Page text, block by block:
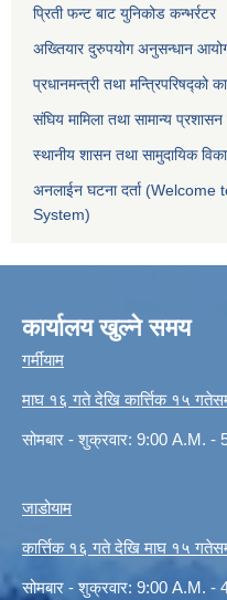
प्रिती फन्ट बाट युनिकोड कन्भर्रटर
अख्तियार दुरुपयोग अनुसन्धान
प्रधानमन्त्री तथा मन्त्रिपरिषद्को
संघिय मामिला तथा सामान्य
स्थानीय शासन तथा सामुदायिक
अनलाईन घटना दर्ता
System)
कार्यालय खुल्ने समय
गर्मीयाम
माघ १६ गते देखि कार्त्तिक १५
सोमबार - शुक्रवार: 9:00 A.M. -
जाडोयाम
कार्त्तिक १६ गते देखि माघ १५
सोमबार - शुक्रवार: 9:00 A.M. -